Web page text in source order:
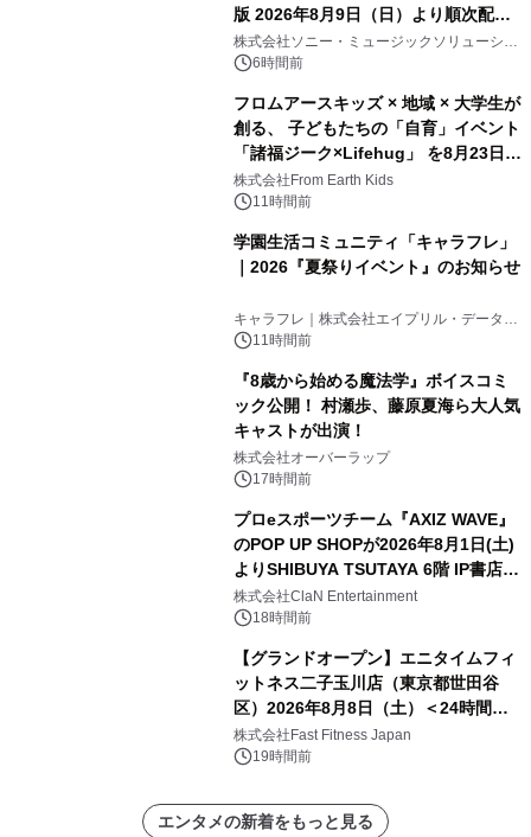
版 2026年8月9日（日）より順次配信
開始
株式会社ソニー・ミュージックソリューショ
ンズ6時間前
フロムアースキッズ × 地域 × 大学生が
創る、 子どもたちの「自育」イベント
「諸福ジーク×Lifehug」 を8月23日
(日)開催
株式会社From Earth Kids
11時間前
学園生活コミュニティ「キャラフレ」
｜2026『夏祭りイベント』のお知らせ
キャラフレ｜株式会社エイプリル・データ・
デザインズ
11時間前
『8歳から始める魔法学』ボイスコミ
ック公開！ 村瀬歩、藤原夏海ら大人気
キャストが出演！
株式会社オーバーラップ
17時間前
プロeスポーツチーム『AXIZ WAVE』
のPOP UP SHOPが2026年8月1日(土)
よりSHIBUYA TSUTAYA 6階 IP書店で
開催決定！！
株式会社ClaN Entertainment
18時間前
【グランドオープン】エニタイムフィ
ットネス二子玉川店（東京都世田谷
区）2026年8月8日（土）＜24時間年
中無休のフィットネスジム＞
株式会社Fast Fitness Japan
19時間前
エンタメの新着をもっと見る